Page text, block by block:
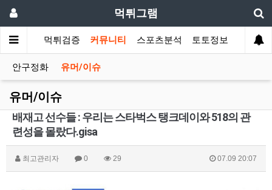
먹튀그램
먹튀검증 커뮤니티 스포츠분석 토토정보
안구정화 유머/이슈
유머/이슈
배재고 선수들 : 우리는 스타벅스 탱크데이와 518의 관
련성을 몰랐다.gisa
최고관리자 0 29 07.09 20:07